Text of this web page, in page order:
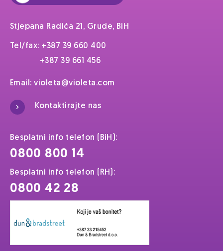
Stjepana Radića 21, Grude, BiH
Tel/fax: +387 39 660 400
+387 39 661 456
Email:violeta@violeta.com
Kontaktirajte nas
Besplatni info telefon (BiH):
0800 800 14
Besplatni info telefon (RH):
0800 42 28